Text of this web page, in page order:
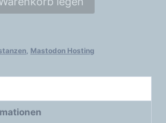
, Mastodon Hosting